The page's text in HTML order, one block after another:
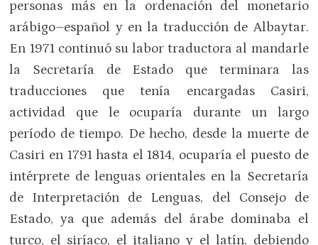
personas más en la ordenación del monetario
arábigo–español y en la traducción de Albaytar.
En 1971 continuó su labor traductora al mandarle
la Secretaría de Estado que terminara las
traducciones que tenía encargadas Casiri,
actividad que le ocuparía durante un largo
período de tiempo. De hecho, desde la muerte de
Casiri en 1791 hasta el 1814, ocuparía el puesto de
intérprete de lenguas orientales en la Secretaría
de Interpretación de Lenguas, del Consejo de
Estado, ya que además del árabe dominaba el
turco, el siríaco, el italiano y el latín, debiendo